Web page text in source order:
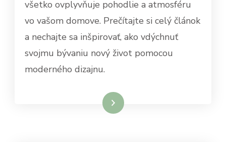
všetko ovplyvňuje pohodlie a atmosféru
vo vašom domove. Prečítajte si celý článok
a nechajte sa inšpirovať, ako vdýchnuť
svojmu bývaniu nový život pomocou
moderného dizajnu.
Dowiedz się więcej